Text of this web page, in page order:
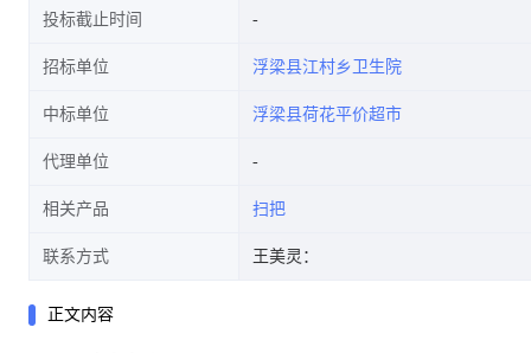
投标截止时间
招标单位 浮梁县江村乡卫生院
中标单位 浮梁县荷花平价超市
代理单位
相关产品 扫把
联系方式 王美灵：
正文内容